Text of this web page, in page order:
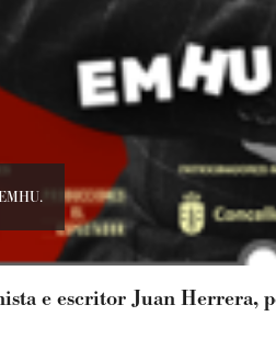
e escritor Juan Herrera,